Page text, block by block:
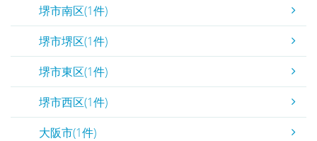
堺市南区(1件)
堺市堺区(1件)
堺市東区(1件)
堺市西区(1件)
大阪市(1件)